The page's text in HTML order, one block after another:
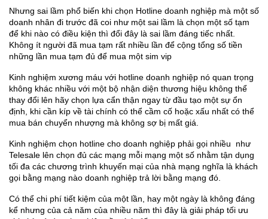
Nhưng sai lầm phổ biến khi chọn Hotline doanh nghiệp mà một số
doanh nhân đi trước đã coi như một sai lầm là chọn một số tạm
để khi nào có điều kiện thì đổi đây là sai lầm đáng tiếc nhất.
Không ít người đã mua tạm rất nhiều lần để cộng tổng số tiền
những lần mua tạm đủ để mua một sim vip
Kinh nghiệm xương máu với hotline doanh nghiệp nó quan trọng
không khác nhiều với một bộ nhận diện thương hiệu không thể
thay đổi lên hãy chọn lựa cẩn thận ngay từ đầu tạo một sự ổn
định, khi cần kíp về tài chính có thể cầm cố hoặc xấu nhất có thể
mua bán chuyển nhượng mà không sợ bị mất giá.
Kinh nghiệm chọn hotline cho doanh nghiệp phải gọi nhiều như
Telesale lên chọn đủ các mạng mỗi mạng một số nhằm tận dụng
tối đa các chương trình khuyến mại của nhà mạng nghĩa là khách
gọi bằng mạng nào doanh nghiệp trả lời bằng mạng đó.
Có thể chi phí tiết kiệm của một lần, hay một ngày là không đáng
kể nhưng của cả năm của nhiều năm thì đây là giải pháp tối ưu